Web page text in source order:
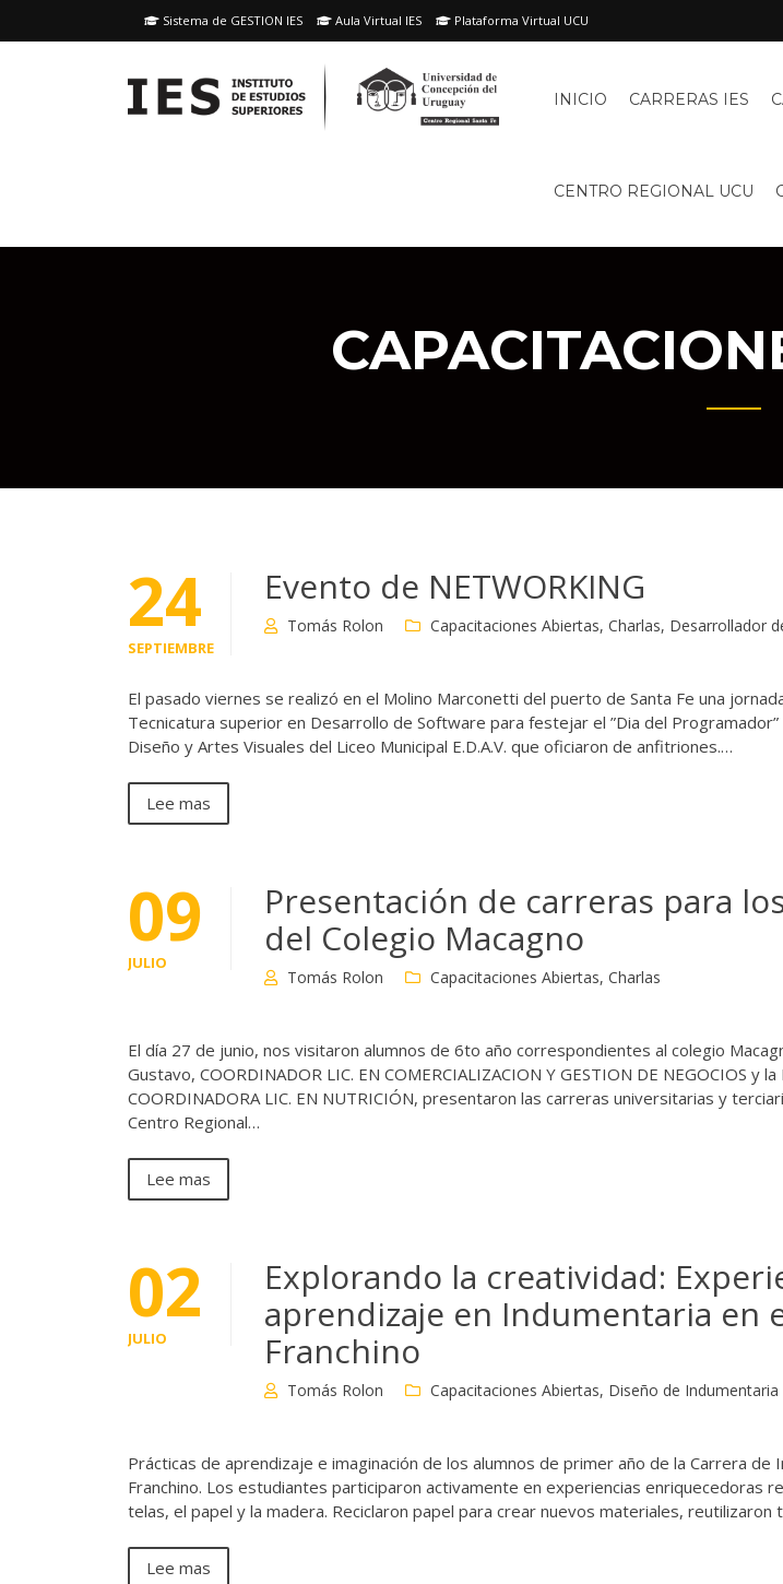
Sistema de GESTION IES Aula Virtual IES Plataforma Virtual UCU
INICIO CARRERAS IES
CENTRO REGIONAL UCU
24
SEPTIEMBRE
Evento de NETWORKING
Tomás Rolon Capacitaciones Abiertas, Charlas, Desarrollador
El pasado viernes se realizó en el Molino Marconetti del puerto de Santa Fe una
Tecnicatura superior en Desarrollo de Software para festejar el ”Dia del Programador”
Diseño y Artes Visuales del Liceo Municipal E.D.A.V. que oficiaron de anfitriones.…
Lee mas
09
JULIO
Presentación de carreras para
del Colegio Macagno
Tomás Rolon Capacitaciones Abiertas, Charlas
El día 27 de junio, nos visitaron alumnos de 6to año correspondientes al colegio
Gustavo, COORDINADOR LIC. EN COMERCIALIZACION Y GESTION DE NEGOCIOS y la
COORDINADORA LIC. EN NUTRICIÓN, presentaron las carreras universitarias y
Centro Regional…
Lee mas
02
JULIO
Explorando la creatividad:
aprendizaje en Indumentaria en
Franchino
Tomás Rolon Capacitaciones Abiertas, Diseño de Indumentaria
Prácticas de aprendizaje e imaginación de los alumnos de primer año de la Carrera de
Franchino. Los estudiantes participaron activamente en experiencias enriquecedoras
telas, el papel y la madera. Reciclaron papel para crear nuevos materiales,
Lee mas